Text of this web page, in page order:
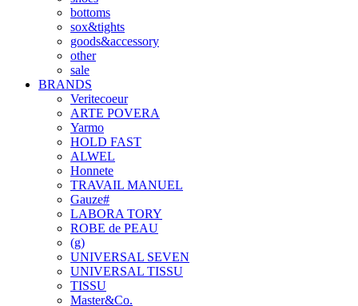
bottoms
sox&tights
goods&accessory
other
sale
BRANDS
Veritecoeur
ARTE POVERA
Yarmo
HOLD FAST
ALWEL
Honnete
TRAVAIL MANUEL
Gauze#
LABORA TORY
ROBE de PEAU
(g)
UNIVERSAL SEVEN
UNIVERSAL TISSU
TISSU
Master&Co.